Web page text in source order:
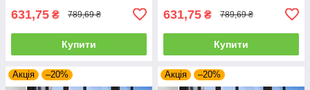
631,75 ₴ 789,69 ₴
Купити
631,75 ₴ 789,69 ₴
Купити
Акція –20% Акція –20%